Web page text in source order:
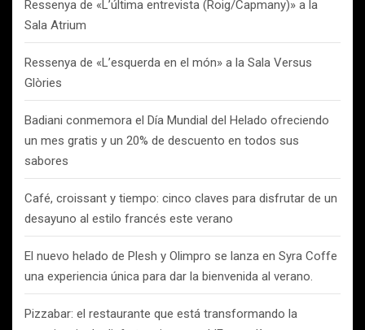
Ressenya de «L’última entrevista (Roig/Capmany)» a la
Sala Atrium
Ressenya de «L’esquerda en el món» a la Sala Versus
Glòries
Badiani conmemora el Día Mundial del Helado ofreciendo
un mes gratis y un 20% de descuento en todos sus
sabores
Café, croissant y tiempo: cinco claves para disfrutar de un
desayuno al estilo francés este verano
El nuevo helado de Plesh y Olimpro se lanza en Syra Coffe
una experiencia única para dar la bienvenida al verano.
Pizzabar: el restaurante que está transformando la